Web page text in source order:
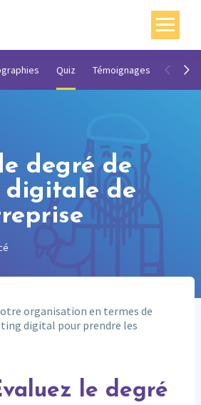
Quiz Témoignages Vidéos
degré de
de
organisation en termes de
digital pour prendre les
le degré